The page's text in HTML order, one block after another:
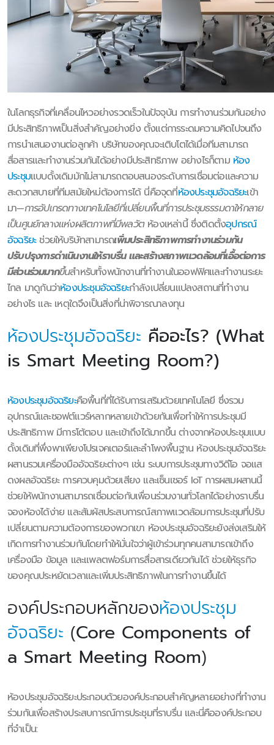
ในโลกธุรกิจที่เคลื่อนไหวอย่างรวดเร็วในปัจจุบัน การทำงานร่วมกันอย่าง
มีประสิทธิภาพเป็นสิ่งสำคัญอย่างยิ่ง ตั้งแต่การระดมความคิดไปจนถึง
การนำเสนองานต่อลูกค้า บริษัทของคุณจะเติบโตได้เมื่อทีมสามารถ
สื่อสารและทำงานร่วมกันได้อย่างมีประสิทธิภาพ อย่างไรก็ตาม ห้อง
ประชุมแบบดั้งเดิมมักไม่สามารถตอบสนองระดับการเชื่อมต่อและความ
สะดวกสบายที่ทีมสมัยใหม่ต้องการได้ นี่คือจุดที่ห้องประชุมอัจฉริยะเข้า
มา—การอัปเกรดทางเทคโนโลยีที่เปลี่ยนพื้นที่การประชุมธรรมดาให้กลาย
เป็นศูนย์กลางแห่งผลิตภาพที่มีพลวัตห้องเหล่านี้ ซึ่งติดตั้งอุปกรณ์
อัจฉริยะช่วยให้บริษัทสามารถเพิ่มประสิทธิภาพการทำงานร่วมกัน
ปรับปรุงการดำเนินงานให้ราบรื่น และสร้างสภาพแวดล้อมที่เอื้อต่อการ
มีส่วนร่วมมากขึ้นสำหรับทั้งพนักงานที่ทำงานในออฟฟิศและทำงานระยะ
ไกล มาดูกันว่าห้องประชุมอัจฉริยะกำลังเปลี่ยนแปลงสถานที่ทำงาน
อย่างไร และ เหตุใดจึงเป็นสิ่งที่น่าพิจารณาลงทุน
ห้องประชุมอัจฉริยะ คืออะไร? (What
is Smart Meeting Room?)
ห้องประชุมอัจฉริยะคือพื้นที่ที่ได้รับการเสริมด้วยเทคโนโลยี ซึ่งรวม
อุปกรณ์และซอฟต์แวร์หลากหลายเข้าด้วยกันเพื่อทำให้การประชุมมี
ประสิทธิภาพ มีการโต้ตอบ และเข้าถึงได้มากขึ้น ต่างจากห้องประชุมแบบ
ดั้งเดิมที่พึ่งพาเพียงโปรเจคเตอร์และลำโพงพื้นฐาน ห้องประชุมอัจฉริยะ
ผสานรวมเครื่องมืออัจฉริยะต่างๆ เช่น ระบบการประชุมทางวิดีโอ จอแส
ดงผลอัจฉริยะ การควบคุมด้วยเสียง และเซ็นเซอร์ IoT การผสมผสานนี้
ช่วยให้พนักงานสามารถเชื่อมต่อกับเพื่อนร่วมงานทั่วโลกได้อย่างราบรื่น
จองห้องได้ง่าย และสัมผัสประสบการณ์สภาพแวดล้อมการประชุมที่ปรับ
เปลี่ยนตามความต้องการของพวกเขา ห้องประชุมอัจฉริยะยังส่งเสริมให้
เกิดการทำงานร่วมกันโดยทำให้มั่นใจว่าผู้เข้าร่วมทุกคนสามารถเข้าถึง
เครื่องมือ ข้อมูล และแพลตฟอร์มการสื่อสารเดียวกันได้ ช่วยให้ธุรกิจ
ของคุณประหยัดเวลาและเพิ่มประสิทธิภาพในการทำงานขึ้นได้
องค์ประกอบหลักของห้องประชุม
อัจฉริยะ (Core Components of
a Smart Meeting Room)
ห้องประชุมอัจฉริยะประกอบด้วยองค์ประกอบสำคัญหลายอย่างที่ทำงาน
ร่วมกันเพื่อสร้างประสบการณ์การประชุมที่ราบรื่น และนี่คือองค์ประกอบ
ที่จำเป็น: